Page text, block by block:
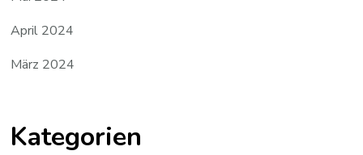
April 2024
März 2024
Kategorien